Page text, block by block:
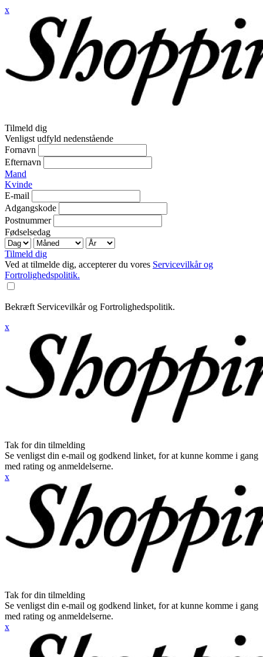
x
Tilmeld dig
Venligst udfyld nedenstående
Fornavn
Efternavn
Mand
Kvinde
E-mail
Adgangskode
Postnummer
Fødselsedag
Tilmeld dig
Ved at tilmelde dig, accepterer du vores Servicevilkår og
Fortrolighedspolitik.
Bekræft Servicevilkår og Fortrolighedspolitik.
x
Tak for din tilmelding
Se venligst din e-mail og godkend linket, for at kunne komme i gang
med rating og anmeldelserne.
x
Tak for din tilmelding
Se venligst din e-mail og godkend linket, for at kunne komme i gang
med rating og anmeldelserne.
x